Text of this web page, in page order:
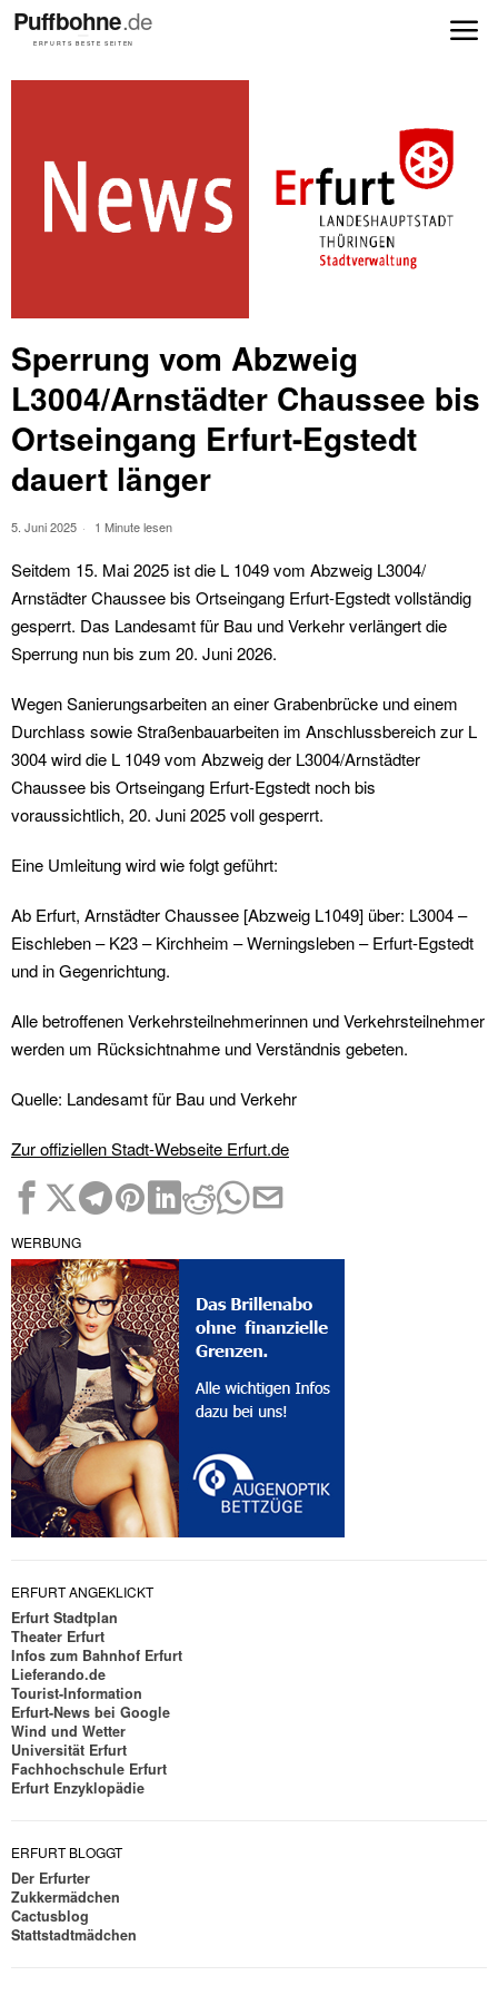
Sperrung vom Abzweig
L3004/Arnstädter Chaussee bis
Ortseingang Erfurt-Egstedt
dauert länger
5. Juni 2025 1 Minute lesen
Seitdem 15. Mai 2025 ist die L 1049 vom Abzweig L3004/
Arnstädter Chaussee bis Ortseingang Erfurt-Egstedt vollständig
gesperrt. Das Landesamt für Bau und Verkehr verlängert die
Sperrung nun bis zum 20. Juni 2026.
Wegen Sanierungsarbeiten an einer Grabenbrücke und einem
Durchlass sowie Straßenbauarbeiten im Anschlussbereich zur L
3004 wird die L 1049 vom Abzweig der L3004/Arnstädter
Chaussee bis Ortseingang Erfurt-Egstedt noch bis
voraussichtlich, 20. Juni 2025 voll gesperrt.
Eine Umleitung wird wie folgt geführt:
Ab Erfurt, Arnstädter Chaussee [Abzweig L1049] über: L3004 –
Eischleben – K23 – Kirchheim – Werningsleben – Erfurt-Egstedt
und in Gegenrichtung.
Alle betroffenen Verkehrsteilnehmerinnen und Verkehrsteilnehmer
werden um Rücksichtnahme und Verständnis gebeten.
Quelle: Landesamt für Bau und Verkehr
Zur offiziellen Stadt-Webseite Erfurt.de
WERBUNG
ERFURT ANGEKLICKT
Erfurt Stadtplan
Theater Erfurt
Infos zum Bahnhof Erfurt
Lieferando.de
Tourist-Information
Erfurt-News bei Google
Wind und Wetter
Universität Erfurt
Fachhochschule Erfurt
Erfurt Enzyklopädie
ERFURT BLOGGT
Der Erfurter
Zukkermädchen
Cactusblog
Stattstadtmädchen